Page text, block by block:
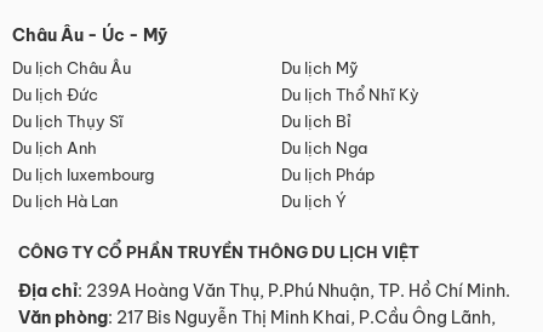
Châu Âu - Úc - Mỹ
Du lịch Châu Âu
Du lịch Mỹ
Du lịch Đức
Du lịch Thổ Nhĩ Kỳ
Du lịch Thụy Sĩ
Du lịch Bỉ
Du lịch Anh
Du lịch Nga
Du lịch luxembourg
Du lịch Pháp
Du lịch Hà Lan
Du lịch Ý
CÔNG TY CỔ PHẦN TRUYỀN THÔNG DU LỊCH VIỆT
Địa chỉ: 239A Hoàng Văn Thụ, P.Phú Nhuận, TP. Hồ Chí Minh.
Văn phòng: 217 Bis Nguyễn Thị Minh Khai, P.Cầu Ông Lãnh,